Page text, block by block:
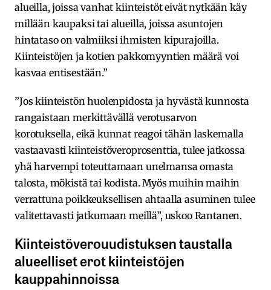
alueilla, joissa vanhat kiinteistöt eivät nytkään käy
millään kaupaksi tai alueilla, joissa asuntojen
hintataso on valmiiksi ihmisten kipurajoilla.
Kiinteistöjen ja kotien pakkomyyntien määrä voi
kasvaa entisestään.”
”Jos kiinteistön huolenpidosta ja hyvästä kunnosta
rangaistaan merkittävällä verotusarvon
korotuksella, eikä kunnat reagoi tähän laskemalla
vastaavasti kiinteistöveroprosenttia, tulee jatkossa
yhä harvempi toteuttamaan unelmansa omasta
talosta, mökistä tai kodista. Myös muihin maihin
verrattuna poikkeuksellisen ahtaalla asuminen tulee
valitettavasti jatkumaan meillä”, uskoo Rantanen.
Kiinteistöverouudistuksen taustalla
alueelliset erot kiinteistöjen
kauppahinnoissa